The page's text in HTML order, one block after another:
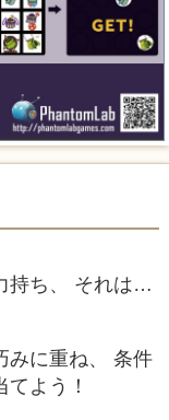
持ち、 それは…
みに重ね、 条件
よう！